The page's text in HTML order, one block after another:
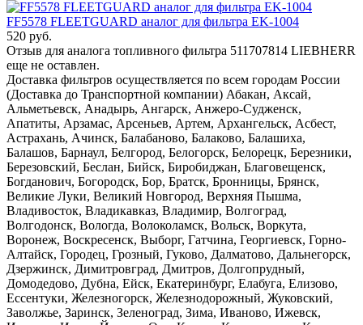
FF5578 FLEETGUARD аналог для фильтра EK-1004
520 руб.
Отзыв для аналога топливного фильтра 511707814 LIEBHERR
еще не оставлен.
Доставка фильтров осуществляется по всем городам России
(Доставка до Транспортной компании) Абакан, Аксай,
Альметьевск, Анадырь, Ангарск, Анжеро-Судженск,
Апатиты, Арзамас, Арсеньев, Артем, Архангельск, Асбест,
Астрахань, Ачинск, Балабаново, Балаково, Балашиха,
Балашов, Барнаул, Белгород, Белогорск, Белорецк, Березники,
Березовский, Беслан, Бийск, Биробиджан, Благовещенск,
Богданович, Богородск, Бор, Братск, Бронницы, Брянск,
Великие Луки, Великий Новгород, Верхняя Пышма,
Владивосток, Владикавказ, Владимир, Волгоград,
Волгодонск, Вологда, Волоколамск, Вольск, Воркута,
Воронеж, Воскресенск, Выборг, Гатчина, Георгиевск, Горно-
Алтайск, Городец, Грозный, Гуково, Далматово, Дальнегорск,
Дзержинск, Димитровград, Дмитров, Долгопрудный,
Домодедово, Дубна, Ейск, Екатеринбург, Елабуга, Елизово,
Ессентуки, Железногорск, Железнодорожный, Жуковский,
Заволжье, Заринск, Зеленоград, Зима, Иваново, Ижевск,